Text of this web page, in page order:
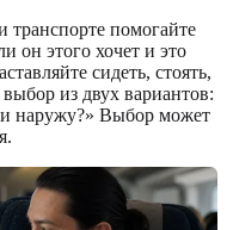
транспорте помогайте
он этого хочет и это
сидеть, стоять,
из двух вариантов:
наружу?» Выбор может